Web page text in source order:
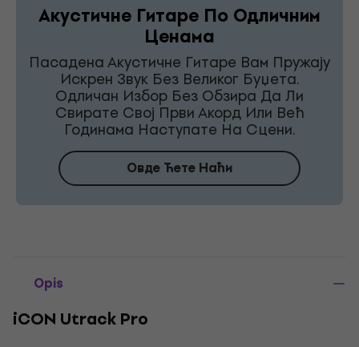
Акустичне Гитаре По Одличним
Ценама
Пасадена Акустичне Гитаре Вам Пружају
Искрен Звук Без Великог Буџета.
Одличан Избор Без Обзира Да Ли
Свирате Свој Први Акорд Или Већ
Годинама Наступате На Сцени.
Овде Ћете Наћи
Opis
iCON Utrack Pro